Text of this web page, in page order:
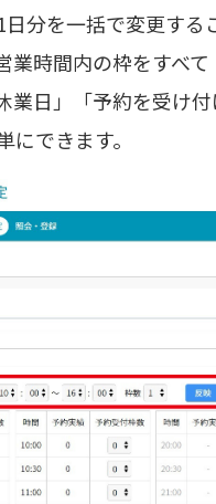
分を一括で変更する
業時間内の枠をすべて
業日」「予約を受け
にできます。